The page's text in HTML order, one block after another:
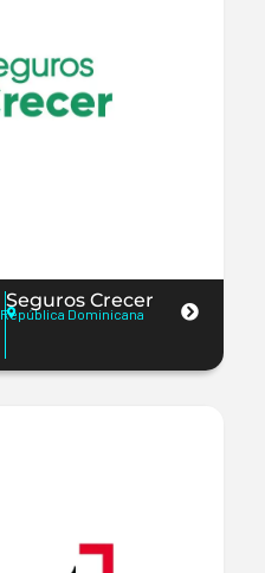
Seguros Crecer
República Dominicana